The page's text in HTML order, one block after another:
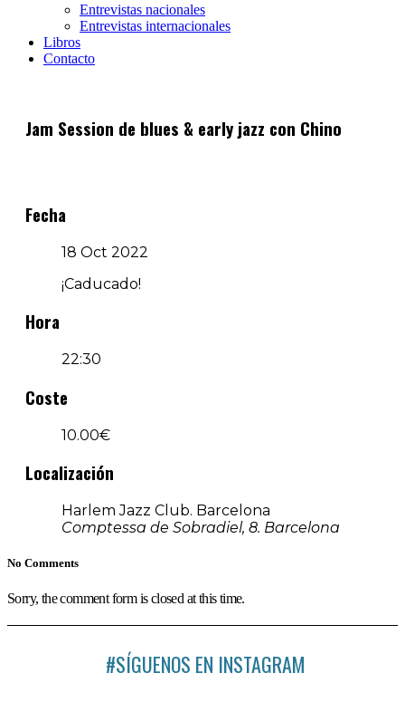
Entrevistas nacionales
Entrevistas internacionales
Libros
Contacto
Jam Session de blues & early jazz con Chino
Fecha
18 Oct 2022
¡Caducado!
Hora
22:30
Coste
10.00€
Localización
Harlem Jazz Club. Barcelona
Comptessa de Sobradiel, 8. Barcelona
No Comments
Sorry, the comment form is closed at this time.
#SÍGUENOS EN INSTAGRAM